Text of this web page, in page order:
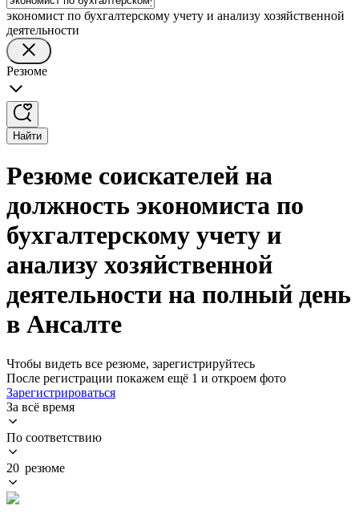
экономист по бухгалтерскому учету и анализу хозяйственной
деятельности
Резюме
Найти
Резюме соискателей на
должность экономиста по
бухгалтерскому учету и
анализу хозяйственной
деятельности на полный день
в Ансалте
Чтобы видеть все резюме, зарегистрируйтесь
После регистрации покажем ещё 1 и откроем фото
Зарегистрироваться
За всё время
По соответствию
20 резюме